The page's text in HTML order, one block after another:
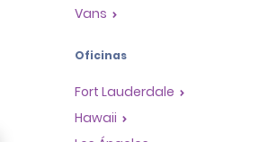
Vans
Oficinas
Fort Lauderdale
Hawaii